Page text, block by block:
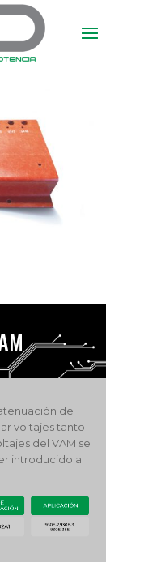
de
voltajes tanto
del VAM se
introducido al